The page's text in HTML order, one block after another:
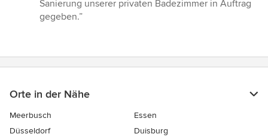
Sanierung unserer privaten Badezimmer in Auftrag
gegeben.”
Orte in der Nähe
Meerbusch
Essen
Düsseldorf
Duisburg